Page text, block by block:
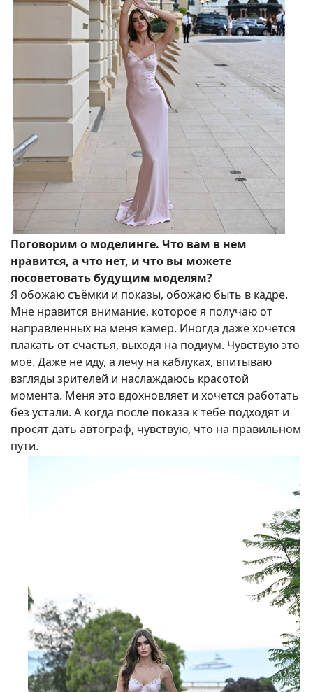
Поговорим о моделинге. Что вам в нем
нравится, а что нет, и что вы можете
посоветовать будущим моделям?
Я обожаю съёмки и показы, обожаю быть в кадре.
Мне нравится внимание, которое я получаю от
направленных на меня камер. Иногда даже хочется
плакать от счастья, выходя на подиум. Чувствую это
моё. Даже не иду, а лечу на каблуках, впитываю
взгляды зрителей и наслаждаюсь красотой
момента. Меня это вдохновляет и хочется работать
без устали. А когда после показа к тебе подходят и
просят дать автограф, чувствую, что на правильном
пути.